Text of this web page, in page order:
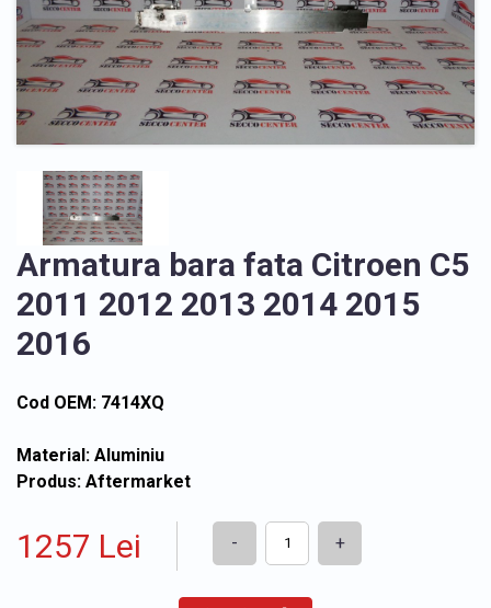
Armatura bara fata Citroen C5
2011 2012 2013 2014 2015
2016
Cod OEM: 7414XQ
Material: Aluminiu
Produs: Aftermarket
1257 Lei - +